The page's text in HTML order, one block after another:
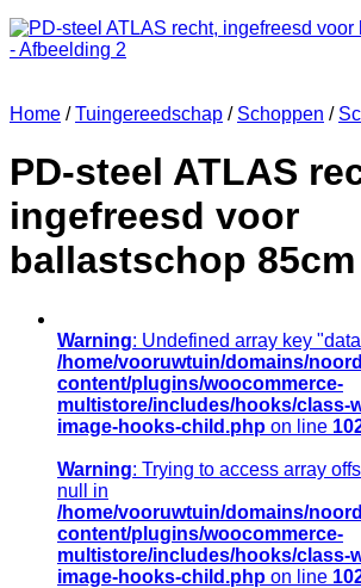
Home / Tuingereedschap / Schoppen /
PD-steel ATLAS
ingefreesd voor
ballastschop 85cm
Warning: Undefined array key
/home/vooruwtuin/domains/
content/plugins/woocommerce-
multistore/includes/hooks/class-
image-hooks-child.php on line
Warning: Trying to access array
null in
/home/vooruwtuin/domains/
content/plugins/woocommerce-
multistore/includes/hooks/class-
image-hooks-child.php on line